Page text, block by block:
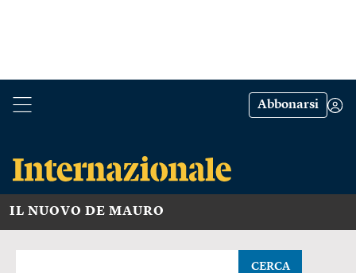
Abbonarsi
IL NUOVO DE MAURO
CERCA